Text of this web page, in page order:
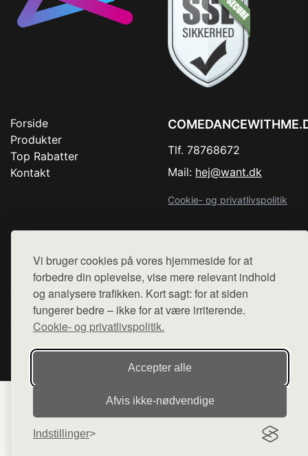
Vi bruger cookies på vores hjemmeside for at
forbedre din oplevelse, vise mere relevant indhold
og analysere trafikken. Kort sagt: for at siden
fungerer bedre – ikke for at være irriterende.
Cookie- og privatlivspolitik.
Accepter alle
Afvis ikke‑nødvendige
Indstillinger
Forside
Produkter
Top Rabatter
Kontakt
Tlf. 78768672
Mail: hej@want.dk
Cookie- og privatlivspolitik
Denne side er en del af want.dk, der udgiver en række
hjemmesider med præsentation af forskellige produkter fra
diverse webshops. Der sælges ikke varer fra denne side - vi
henviser til de shops, som sælger varen. Vi har heller ikke
varerne på lager.
© 2026 comedancewithme.dk. Alle rettigheder forbeholdes.